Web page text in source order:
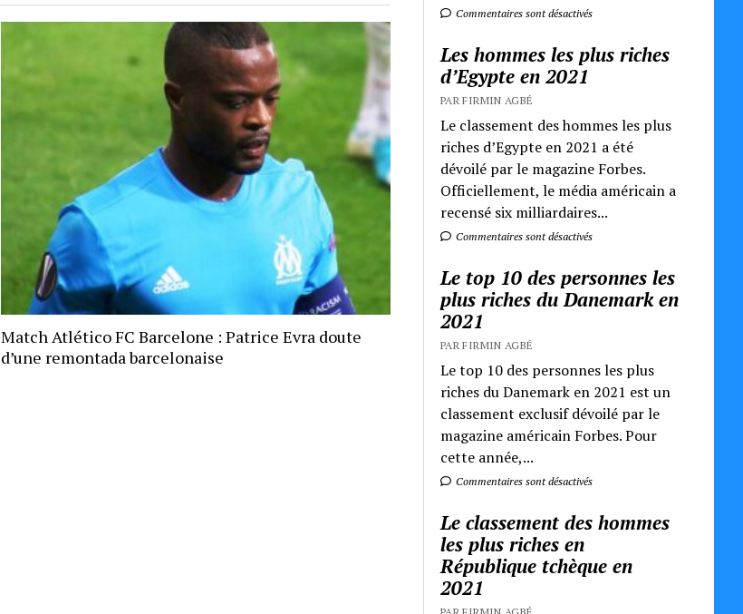
Match Atlético FC Barcelone : Patrice Evra doute
d’une remontada barcelonaise
Commentaires sont désactivés
Les hommes les plus riches
d’Egypte en 2021
PAR FIRMIN AGBÉ
Le classement des hommes les plus
riches d’Egypte en 2021 a été
dévoilé par le magazine Forbes.
Officiellement, le média américain a
recensé six milliardaires...
Commentaires sont désactivés
Le top 10 des personnes les
plus riches du Danemark en
2021
PAR FIRMIN AGBÉ
Le top 10 des personnes les plus
riches du Danemark en 2021 est un
classement exclusif dévoilé par le
magazine américain Forbes. Pour
cette année,...
Commentaires sont désactivés
Le classement des hommes
les plus riches en
République tchèque en
2021